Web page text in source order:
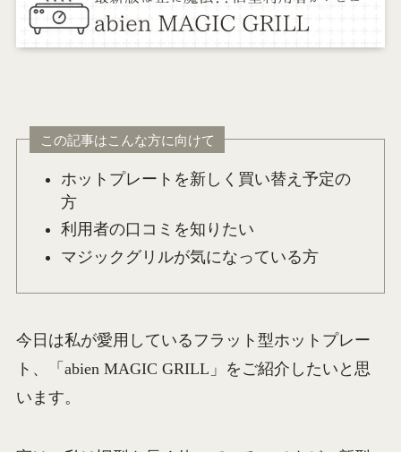
この記事はこんな方に向けて
ホットプレートを新しく買い替え予定の
方
利用者の口コミを知りたい
マジックグリルが気になっている方
今日は私が愛用しているフラット型ホットプレー
ト、「abien MAGIC GRILL」をご紹介したいと思
います。